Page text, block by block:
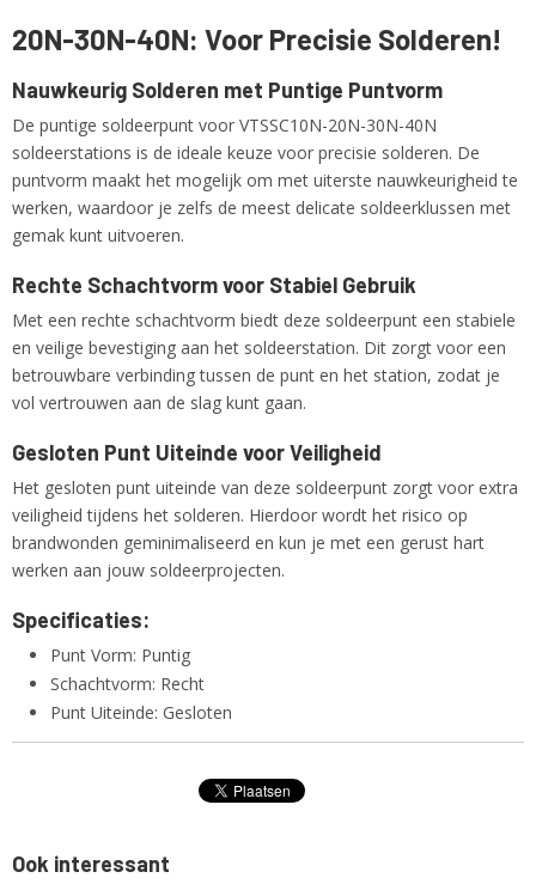
BITC10N2
1,00 Kg
20N-30N-40N: Voor Precisie Solderen!
Nauwkeurig Solderen met Puntige Puntvorm
De puntige soldeerpunt voor VTSSC10N-20N-30N-40N
soldeerstations is de ideale keuze voor precisie solderen. De
puntvorm maakt het mogelijk om met uiterste nauwkeurigheid te
werken, waardoor je zelfs de meest delicate soldeerklussen met
gemak kunt uitvoeren.
Rechte Schachtvorm voor Stabiel Gebruik
Met een rechte schachtvorm biedt deze soldeerpunt een stabiele
en veilige bevestiging aan het soldeerstation. Dit zorgt voor een
betrouwbare verbinding tussen de punt en het station, zodat je
vol vertrouwen aan de slag kunt gaan.
Gesloten Punt Uiteinde voor Veiligheid
Het gesloten punt uiteinde van deze soldeerpunt zorgt voor extra
veiligheid tijdens het solderen. Hierdoor wordt het risico op
brandwonden geminimaliseerd en kun je met een gerust hart
werken aan jouw soldeerprojecten.
Specificaties:
Punt Vorm: Puntig
Schachtvorm: Recht
Punt Uiteinde: Gesloten
Ook interessant